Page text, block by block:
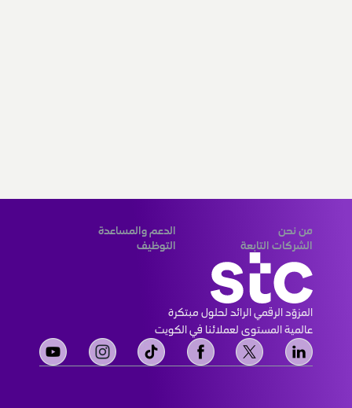
من نحن
الدعم والمساعدة
الشركات التابعة
التوظيف
عالمية المستوى لعملائنا في الكويت